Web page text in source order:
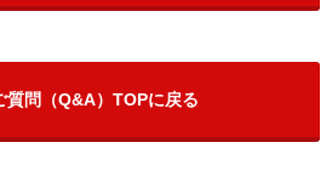
質問（Q&A）TOPに戻る